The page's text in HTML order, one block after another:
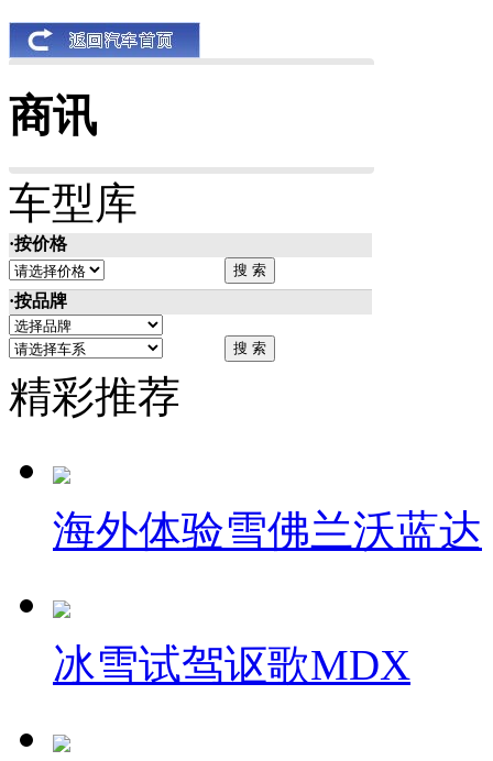
商讯
车型库
·按价格
·按品牌
精彩推荐
海外体验雪佛兰沃蓝达
冰雪试驾讴歌MDX